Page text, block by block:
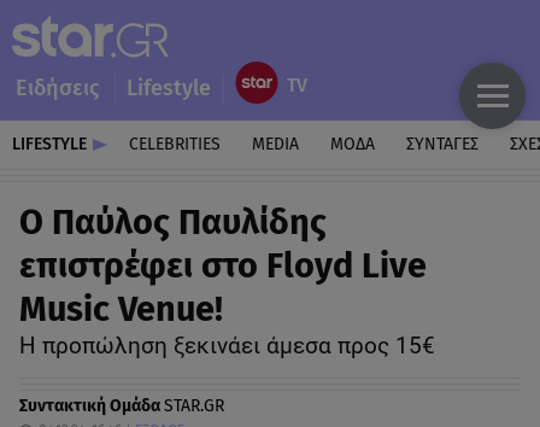
Ειδήσεις Lifestyle
LIFESTYLE CELEBRITIES MEDIA ΜΟΔΑ ΣΥΝΤΑΓΕΣ
Ο Παύλος Παυλίδης
επιστρέφει στο Floyd Live
Music Venue!
Η προπώληση ξεκινάει άμεσα προς 15€
Συντακτική ΟμάδαSTAR.GR